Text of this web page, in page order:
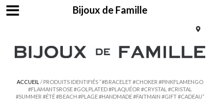
ACCUEIL / PRODUITS IDENTIFIÉS “#BRACELET #CHOKER #PINKFLAMENGO
#FLAMANTSROSE #GOLPLATED #PLAQUÉOR #CRYSTAL #CRISTAL
#SUMMER #ÉTÉ #BEACH #PLAGE #HANDMADE #FAITMAIN #GIFT #CADEAU”
Bijoux de Famille